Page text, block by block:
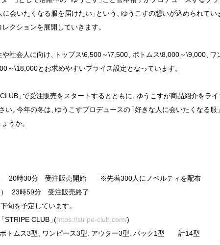
に会いたくなる服を届けたい」という 、ゆうこすの想いが込められてい
クションを展開していきます。
社会人に向け 、トップス\6,500～\7,500 、ボトムス\8,000～\9,000、ワ
～\18,000とお求めやすいプライス設定となっています。
」で受注販売をスタートするとともに 、ゆうこすが商品紹介をラ
い。今年の冬は 、ゆうこすプロデュースの「好きな人に会いたくなる服
うか。
20時30分　受注販売開始　　※先着300人にノベルティを配布
）
23時59分　受注販売終了
旬を予定しています。
STRIPE CLUB 」
(https://stripe-club.com/)
ボトムス3型 、ワンピース3型 、アウター3型 、
バック1型　　計14型